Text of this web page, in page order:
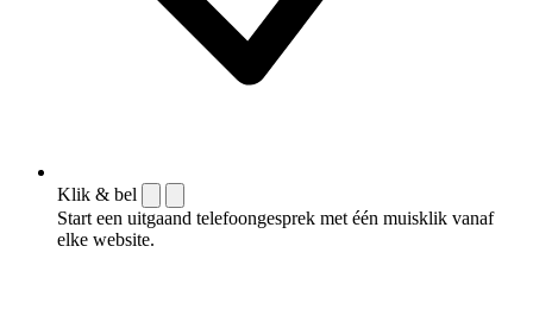
Klik & bel
Start een uitgaand telefoongesprek met één muisklik vanaf
elke website.